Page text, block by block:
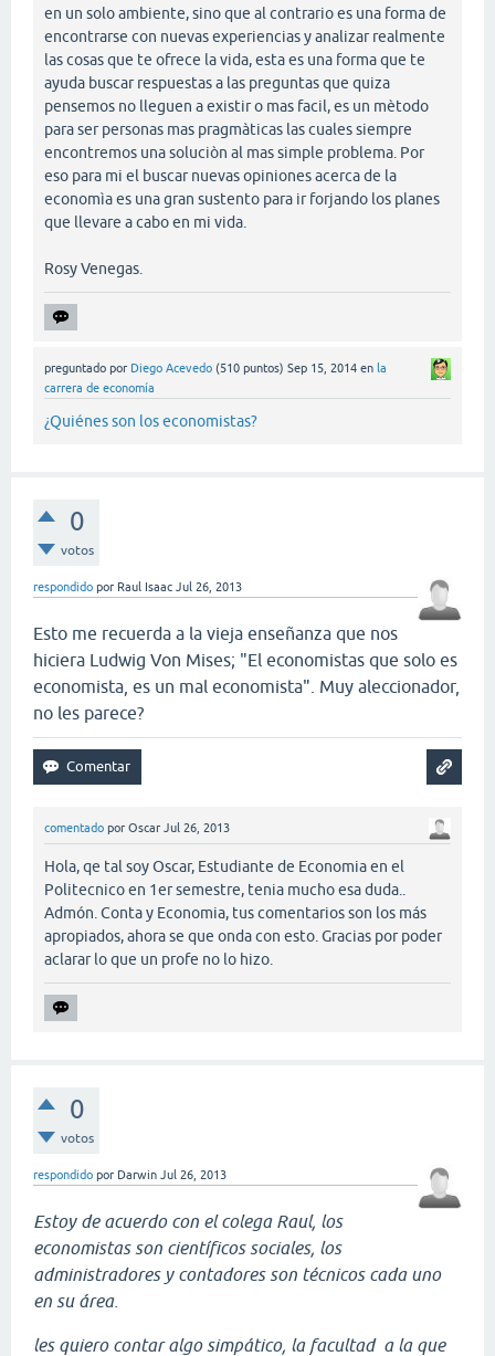
en un solo ambiente, sino que al contrario es una forma de
encontrarse con nuevas experiencias y analizar realmente
las cosas que te ofrece la vida, esta es una forma que te
ayuda buscar respuestas a las preguntas que quiza
pensemos no lleguen a existir o mas facil, es un mètodo
para ser personas mas pragmàticas las cuales siempre
encontremos una soluciòn al mas simple problema. Por
eso para mi el buscar nuevas opiniones acerca de la
economìa es una gran sustento para ir forjando los planes
que llevare a cabo en mi vida.
Rosy Venegas.
preguntado por Diego Acevedo (510 puntos) Sep 15, 2014 en la
carrera de economía
¿Quiénes son los economistas?
0
votos
respondido por Raul Isaac Jul 26, 2013
Esto me recuerda a la vieja enseñanza que nos
hiciera Ludwig Von Mises; "El economistas que solo es
economista, es un mal economista". Muy aleccionador,
no les parece?
comentado por Oscar Jul 26, 2013
Hola, qe tal soy Oscar, Estudiante de Economia en el
Politecnico en 1er semestre, tenia mucho esa duda..
Admón. Conta y Economia, tus comentarios son los más
apropiados, ahora se que onda con esto. Gracias por poder
aclarar lo que un profe no lo hizo.
0
votos
respondido por Darwin Jul 26, 2013
Estoy de acuerdo con el colega Raul, los
economistas son científicos sociales, los
administradores y contadores son técnicos cada uno
en su área.
les quiero contar algo simpático, la facultad a la que